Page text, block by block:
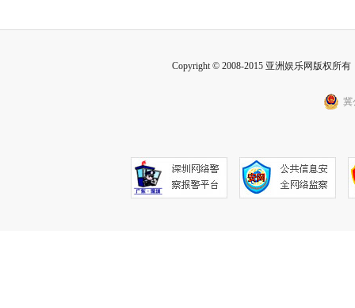
Copyright © 2008-2015 亚洲娱乐网版权所
冀